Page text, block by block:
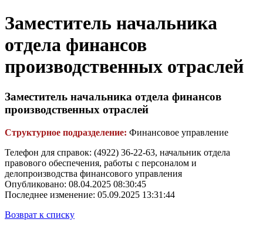
Заместитель начальника
отдела финансов
производственных отраслей
Заместитель начальника отдела финансов
производственных отраслей
Структурное подразделение: Финансовое управление
Телефон для справок: (4922) 36-22-63, начальник отдела
правового обеспечения, работы с персоналом и
делопроизводства финансового управления
Опубликовано: 08.04.2025 08:30:45
Последнее изменение: 05.09.2025 13:31:44
Возврат к списку